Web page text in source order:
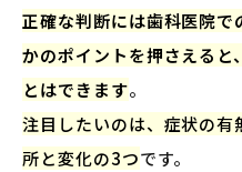
正確な判断には歯科医院
かのポイントを押さえると
とはできます。
注目したいのは、症状の
所と変化の3つです。